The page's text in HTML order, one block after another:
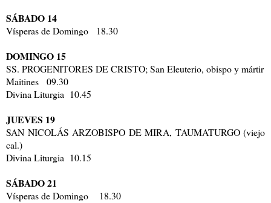
SÁBADO 14
Vísperas de Domingo 18.30
DOMINGO 15
SS. PROGENITORES DE CRISTO; San Eleuterio, obispo y mártir
Maitines 09.30
Divina Liturgia 10.45
JUEVES 19
SAN NICOLÁS ARZOBISPO DE MIRA, TAUMATURGO (viejo
cal.)
Divina Liturgia 10.15
SÁBADO 21
Vísperas de Domingo 18.30